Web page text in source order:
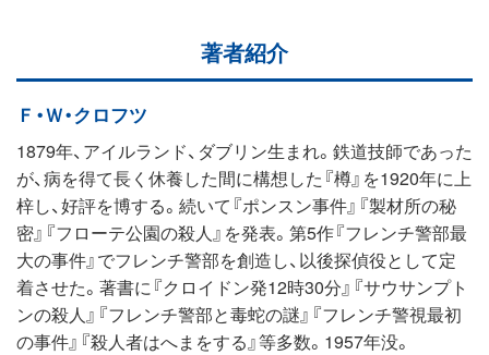
著者紹介
Ｆ・Ｗ・クロフツ
1879年、アイルランド、ダブリン生まれ。鉄道技師であった
が、病を得て長く休養した間に構想した『樽』を1920年に上
梓し、好評を博する。続いて『ポンスン事件』『製材所の秘
密』『フローテ公園の殺人』を発表。第5作『フレンチ警部最
大の事件』でフレンチ警部を創造し、以後探偵役として定
着させた。著書に『クロイドン発12時30分』『サウサンプト
ンの殺人』『フレンチ警部と毒蛇の謎』『フレンチ警視最初
の事件』『殺人者はへまをする』等多数。1957年没。